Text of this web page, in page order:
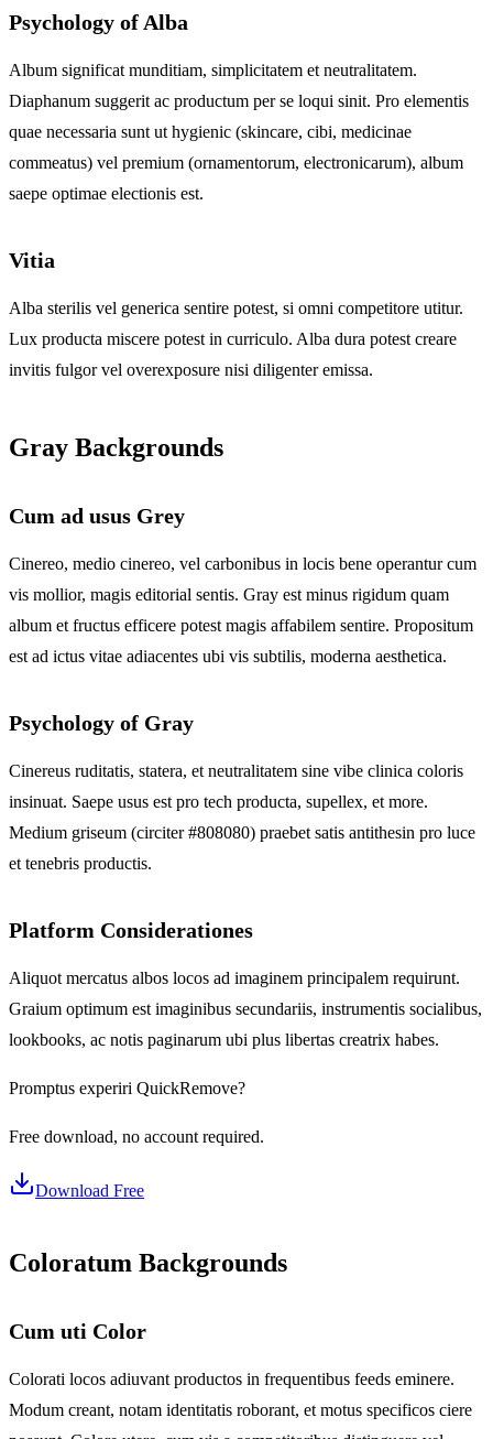
Psychology of Alba
Album significat munditiam, simplicitatem et neutralitatem.
Diaphanum suggerit ac productum per se loqui sinit. Pro elementis
quae necessaria sunt ut hygienic (skincare, cibi, medicinae
commeatus) vel premium (ornamentorum, electronicarum), album
saepe optimae electionis est.
Vitia
Alba sterilis vel generica sentire potest, si omni competitore utitur.
Lux producta miscere potest in curriculo. Alba dura potest creare
invitis fulgor vel overexposure nisi diligenter emissa.
Gray Backgrounds
Cum ad usus Grey
Cinereo, medio cinereo, vel carbonibus in locis bene operantur cum
vis mollior, magis editorial sentis. Gray est minus rigidum quam
album et fructus efficere potest magis affabilem sentire. Propositum
est ad ictus vitae adiacentes ubi vis subtilis, moderna aesthetica.
Psychology of Gray
Cinereus ruditatis, statera, et neutralitatem sine vibe clinica coloris
insinuat. Saepe usus est pro tech producta, supellex, et more.
Medium griseum (circiter #808080) praebet satis antithesin pro luce
et tenebris productis.
Platform Considerationes
Aliquot mercatus albos locos ad imaginem principalem requirunt.
Graium optimum est imaginibus secundariis, instrumentis socialibus,
lookbooks, ac notis paginarum ubi plus libertas creatrix habes.
Promptus experiri QuickRemove?
Free download, no account required.
Download Free
Coloratum Backgrounds
Cum uti Color
Colorati locos adiuvant productos in frequentibus feeds eminere.
Modum creant, notam identitatis roborant, et motus specificos ciere